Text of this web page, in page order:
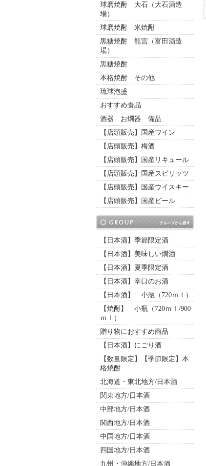
球磨焼酎 大石（大石酒造
場）
球磨焼酎 米焼酎
黒糖焼酎 龍宮（富田酒造
場）
黒糖焼酎
本格焼酎 その他
琉球泡盛
おすすめ食品
酒器 お燗器 備品
【店頭販売】国産ワイン
【店頭販売】梅酒
【店頭販売】国産リキュール
【店頭販売】国産スピリッツ
【店頭販売】国産ウイスキー
【店頭販売】国産ビール
【日本酒】季節限定酒
【日本酒】美味しい燗酒
【日本酒】夏季限定酒
【日本酒】辛口のお酒
【日本酒】 小瓶（720ｍｌ）
【焼酎】 小瓶（720ｍｌ/900
ｍｌ）
贈り物におすすめ商品
【日本酒】にごり酒
【数量限定】【季節限定】本
格焼酎
北海道・東北地方/日本酒
関東地方/日本酒
中部地方/日本酒
関西地方/日本酒
中国地方/日本酒
四国地方/日本酒
九州・沖縄地方/日本酒